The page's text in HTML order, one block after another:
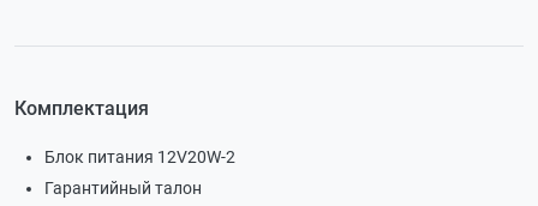
Комплектация
Блок питания 12V20W-2
Гарантийный талон